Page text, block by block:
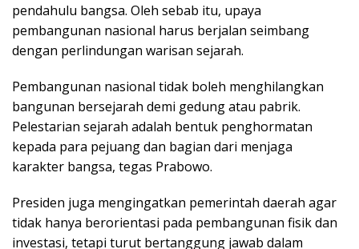
pendahulu bangsa. Oleh sebab itu, upaya
pembangunan nasional harus berjalan seimbang
dengan perlindungan warisan sejarah.
Pembangunan nasional tidak boleh menghilangkan
bangunan bersejarah demi gedung atau pabrik.
Pelestarian sejarah adalah bentuk penghormatan
kepada para pejuang dan bagian dari menjaga
karakter bangsa, tegas Prabowo.
Presiden juga mengingatkan pemerintah daerah agar
tidak hanya berorientasi pada pembangunan fisik dan
investasi, tetapi turut bertanggung jawab dalam